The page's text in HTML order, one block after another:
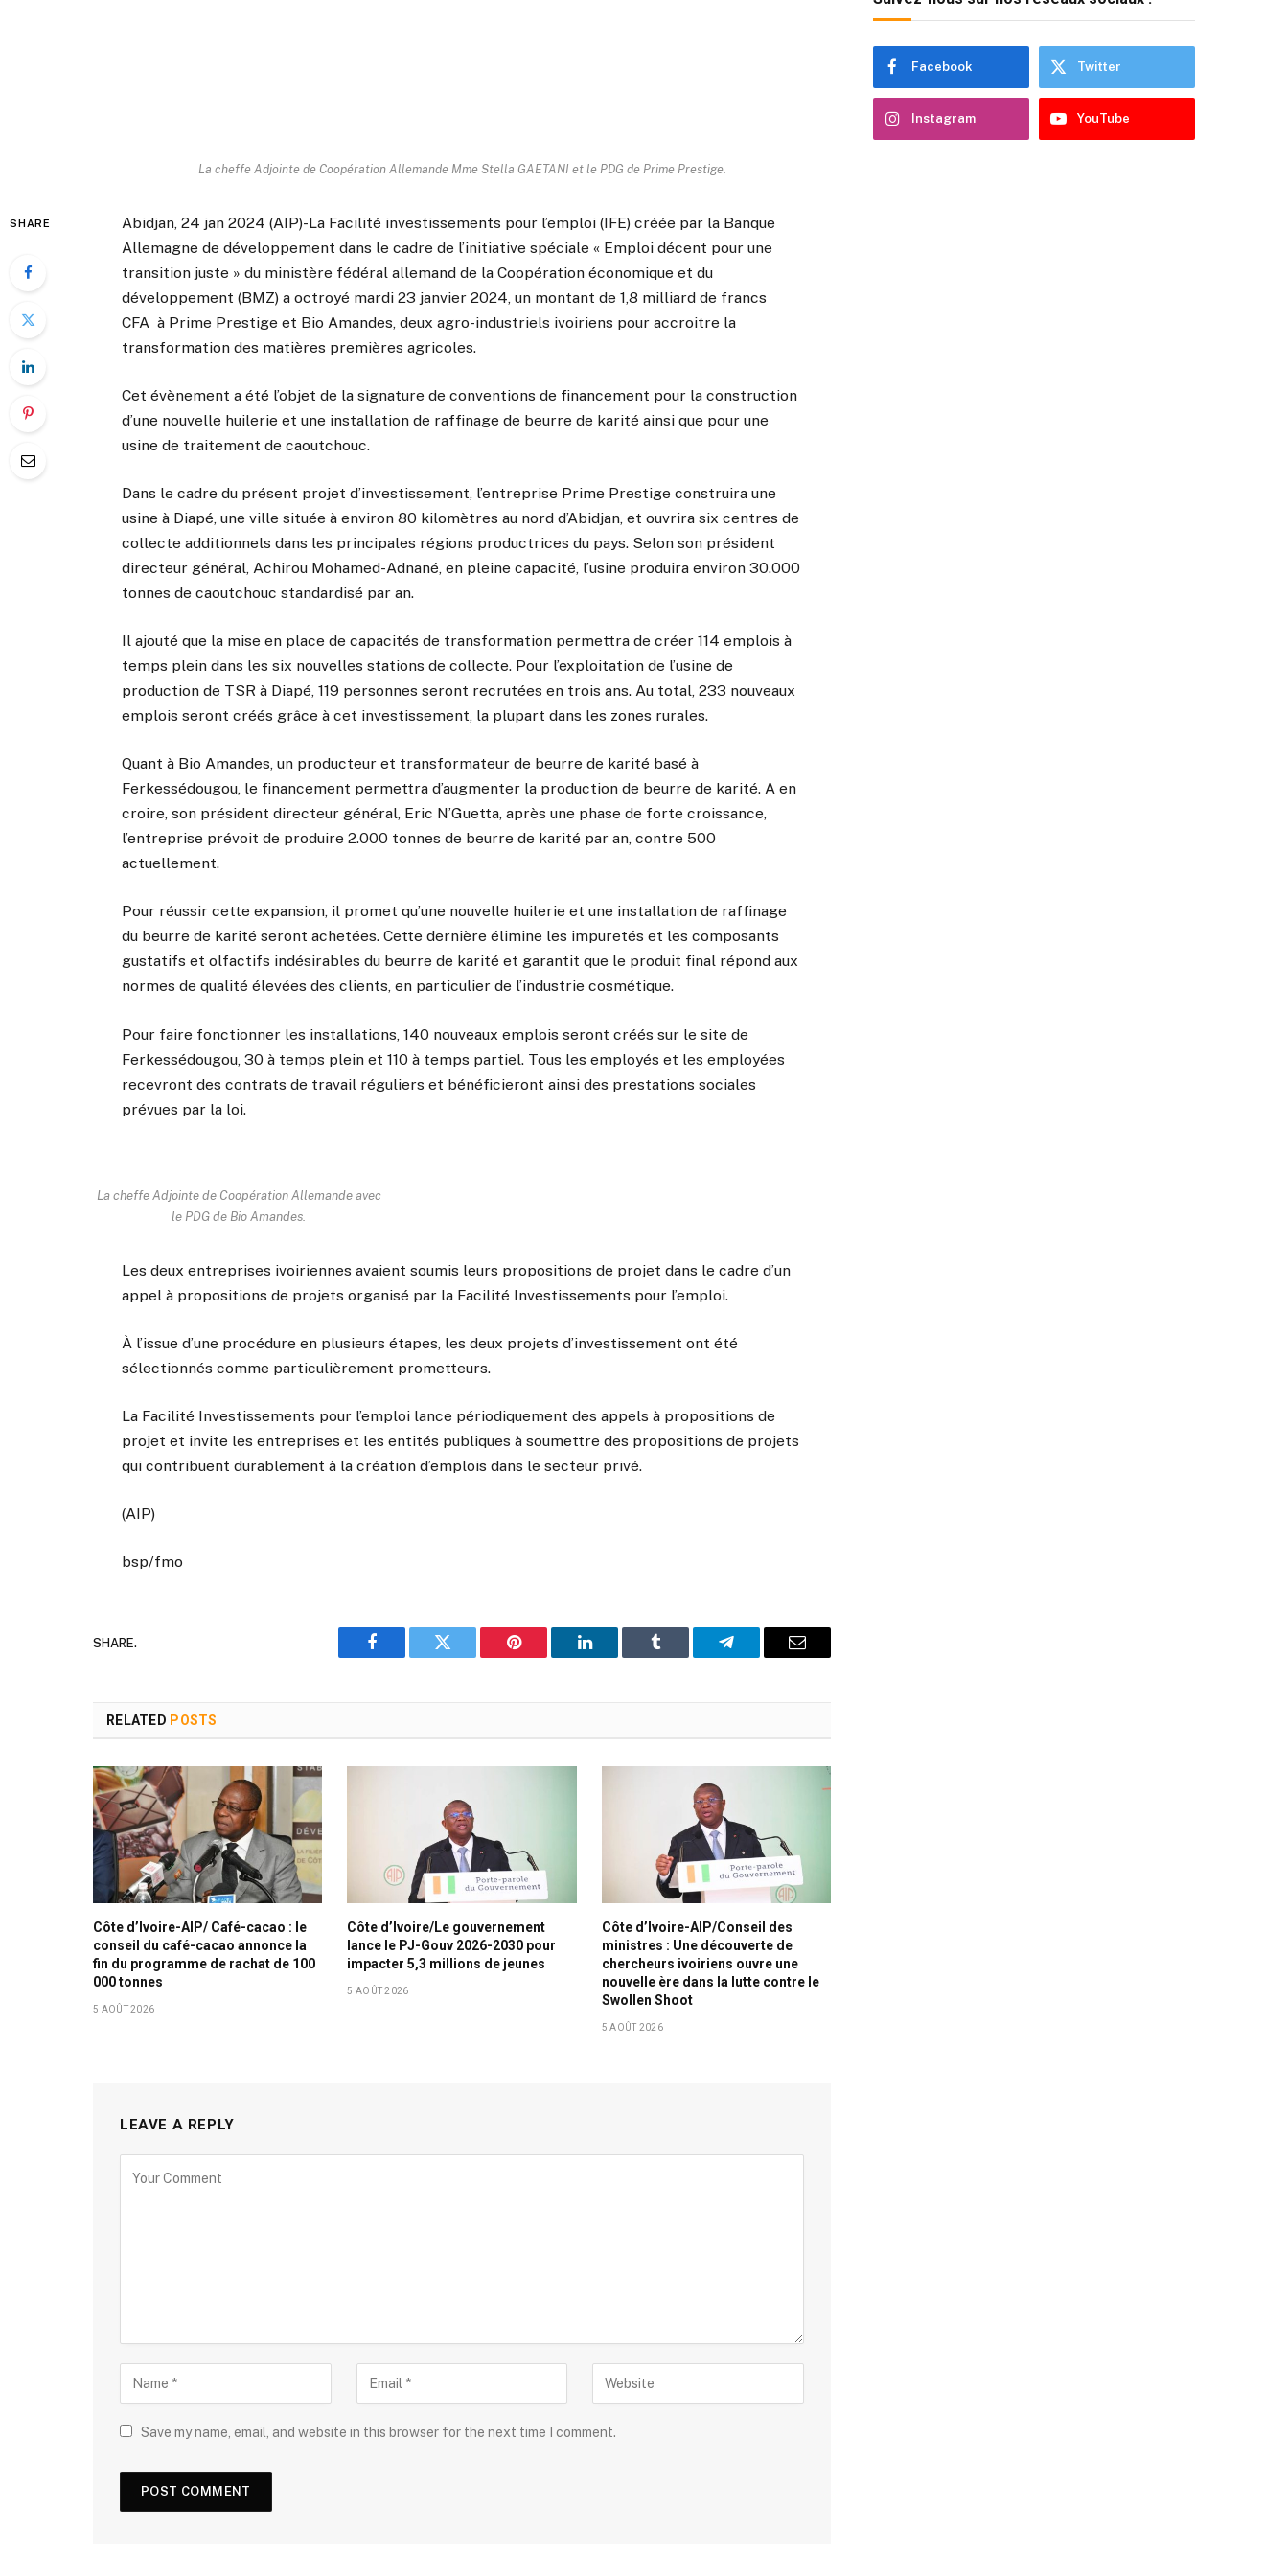
La cheffe Adjointe de Coopération Allemande Mme Stella GAETANI et le PDG de Prime Prestige.
SHARE
Abidjan, 24 jan 2024 (AIP)-La Facilité investissements pour l’emploi (IFE) créée par la Banque
Allemagne de développement dans le cadre de l’initiative spéciale « Emploi décent pour une
transition juste » du ministère fédéral allemand de la Coopération économique et du
développement (BMZ) a octroyé mardi 23 janvier 2024, un montant de 1,8 milliard de francs
CFA à Prime Prestige et Bio Amandes, deux agro-industriels ivoiriens pour accroitre la
transformation des matières premières agricoles.
Cet évènement a été l’objet de la signature de conventions de financement pour la construction
d’une nouvelle huilerie et une installation de raffinage de beurre de karité ainsi que pour une
usine de traitement de caoutchouc.
Dans le cadre du présent projet d’investissement, l’entreprise Prime Prestige construira une
usine à Diapé, une ville située à environ 80 kilomètres au nord d’Abidjan, et ouvrira six centres de
collecte additionnels dans les principales régions productrices du pays. Selon son président
directeur général, Achirou Mohamed-Adnané, en pleine capacité, l’usine produira environ 30.000
tonnes de caoutchouc standardisé par an.
Il ajouté que la mise en place de capacités de transformation permettra de créer 114 emplois à
temps plein dans les six nouvelles stations de collecte. Pour l’exploitation de l’usine de
production de TSR à Diapé, 119 personnes seront recrutées en trois ans. Au total, 233 nouveaux
emplois seront créés grâce à cet investissement, la plupart dans les zones rurales.
Quant à Bio Amandes, un producteur et transformateur de beurre de karité basé à
Ferkessédougou, le financement permettra d’augmenter la production de beurre de karité. A en
croire, son président directeur général, Eric N’Guetta, après une phase de forte croissance,
l’entreprise prévoit de produire 2.000 tonnes de beurre de karité par an, contre 500
actuellement.
Pour réussir cette expansion, il promet qu’une nouvelle huilerie et une installation de raffinage
du beurre de karité seront achetées. Cette dernière élimine les impuretés et les composants
gustatifs et olfactifs indésirables du beurre de karité et garantit que le produit final répond aux
normes de qualité élevées des clients, en particulier de l’industrie cosmétique.
Pour faire fonctionner les installations, 140 nouveaux emplois seront créés sur le site de
Ferkessédougou, 30 à temps plein et 110 à temps partiel. Tous les employés et les employées
recevront des contrats de travail réguliers et bénéficieront ainsi des prestations sociales
prévues par la loi.
La cheffe Adjointe de Coopération Allemande avec
le PDG de Bio Amandes.
Les deux entreprises ivoiriennes avaient soumis leurs propositions de projet dans le cadre d’un
appel à propositions de projets organisé par la Facilité Investissements pour l’emploi.
À l’issue d’une procédure en plusieurs étapes, les deux projets d’investissement ont été
sélectionnés comme particulièrement prometteurs.
La Facilité Investissements pour l’emploi lance périodiquement des appels à propositions de
projet et invite les entreprises et les entités publiques à soumettre des propositions de projets
qui contribuent durablement à la création d’emplois dans le secteur privé.
(AIP)
bsp/fmo
SHARE.
Facebook Twitter Pinterest LinkedIn Tumblr Telegram Email
RELATED POSTS
Côte d’Ivoire-AIP/ Café-cacao : le
conseil du café-cacao annonce la
fin du programme de rachat de 100
000 tonnes
5 AOÛT 2026
Côte d’Ivoire/Le gouvernement
lance le PJ-Gouv 2026-2030 pour
impacter 5,3 millions de jeunes
5 AOÛT 2026
Côte d’Ivoire-AIP/Conseil des
ministres : Une découverte de
chercheurs ivoiriens ouvre une
nouvelle ère dans la lutte contre le
Swollen Shoot
5 AOÛT 2026
LEAVE A REPLY
Save my name, email, and website in this browser for the next time I comment.
Facebook Twitter
Instagram YouTube